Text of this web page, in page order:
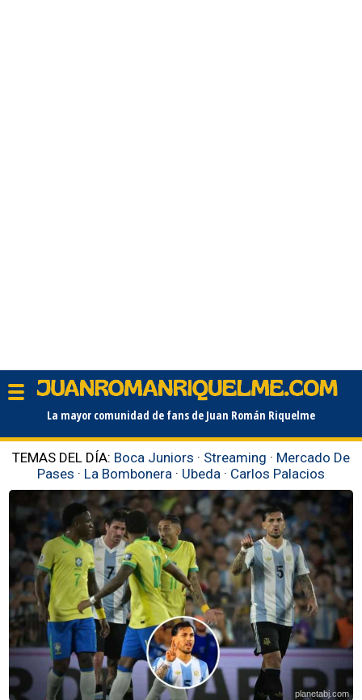
La mayor comunidad de fans de Juan Román Riquelme
TEMAS DEL DÍA: Boca Juniors · Streaming · Mercado De
Pases · La Bombonera · Ubeda · Carlos Palacios
planetabj.com